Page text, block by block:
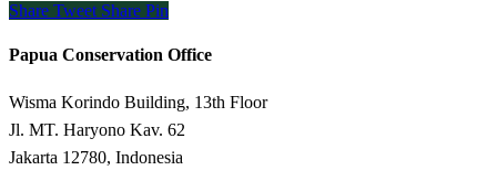
Share Tweet Share Pin
Papua Conservation Office
Wisma Korindo Building, 13th Floor
Jl. MT. Haryono Kav. 62
Jakarta 12780, Indonesia